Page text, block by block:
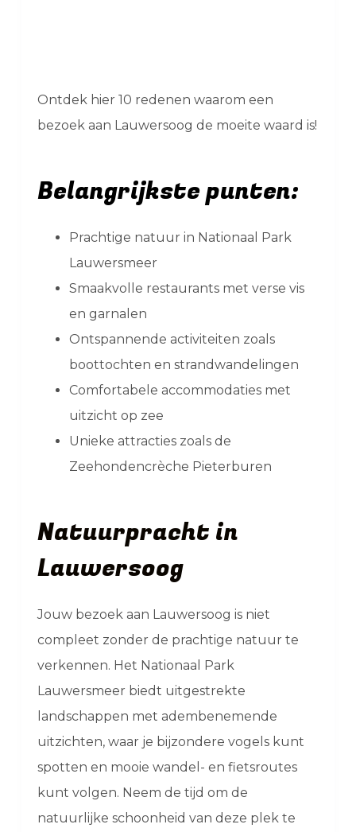
Ontdek hier 10 redenen waarom een
bezoek aan Lauwersoog de moeite waard is!
Belangrijkste punten:
Prachtige natuur in Nationaal Park
Lauwersmeer
Smaakvolle restaurants met verse vis
en garnalen
Ontspannende activiteiten zoals
boottochten en strandwandelingen
Comfortabele accommodaties met
uitzicht op zee
Unieke attracties zoals de
Zeehondencrèche Pieterburen
Natuurpracht in
Lauwersoog
Jouw bezoek aan Lauwersoog is niet
compleet zonder de prachtige natuur te
verkennen. Het Nationaal Park
Lauwersmeer biedt uitgestrekte
landschappen met adembenemende
uitzichten, waar je bijzondere vogels kunt
spotten en mooie wandel- en fietsroutes
kunt volgen. Neem de tijd om de
natuurlijke schoonheid van deze plek te